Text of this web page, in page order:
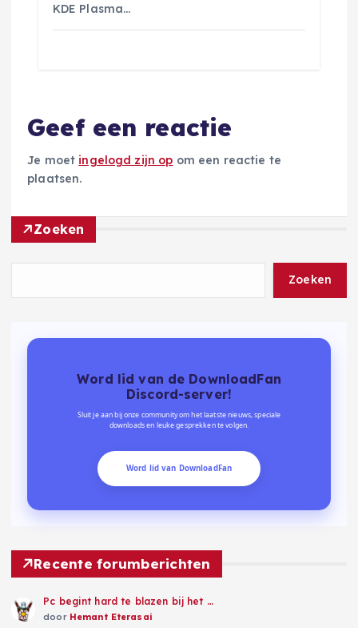
KDE Plasma…
Geef een reactie
Je moet ingelogd zijn op om een reactie te
plaatsen.
Zoeken
Zoeken
Word lid van de DownloadFan
Discord-server!
Sluit je aan bij onze community om het laatste nieuws, speciale
downloads en leuke gesprekken te volgen.
Word lid van DownloadFan
Recente forumberichten
Pc begint hard te blazen bij het …
door Hemant Eterasai